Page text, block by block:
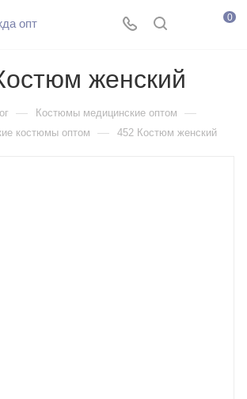
0
женский
— Костюмы медицинские оптом —
костюмы оптом — 452 Костюм женский